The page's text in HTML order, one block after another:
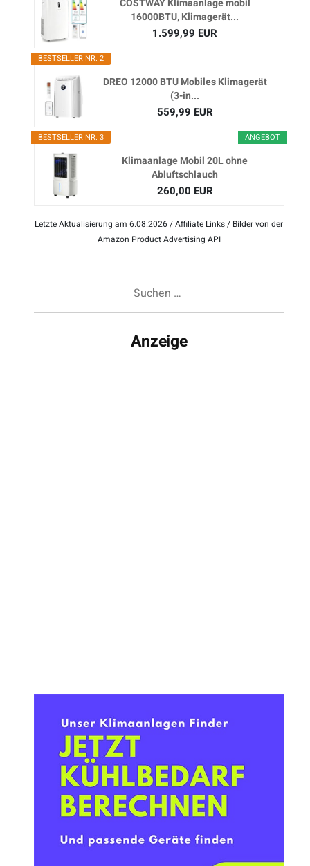
COSTWAY Klimaanlage mobil
16000BTU, Klimagerät...
1.599,99 EUR
BESTSELLER NR. 2
DREO 12000 BTU Mobiles Klimagerät
(3-in...
559,99 EUR
ANGEBOT
BESTSELLER NR. 3
Klimaanlage Mobil 20L ohne
Abluftschlauch
260,00 EUR
Letzte Aktualisierung am 6.08.2026 / Affiliate Links / Bilder von der
Amazon Product Advertising API
Anzeige